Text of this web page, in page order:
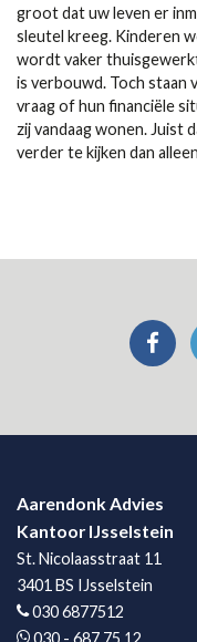
groot dat uw leven er
sleutel kreeg. Kinderen
wordt vaker
is verbouwd. Toch staan
vraag of hun financiële
zij vandaag wonen. Juist
verder te kijken dan
Aarendonk Advies
Kantoor IJsselstein
St. Nicolaasstraat 11
3401 BS IJsselstein
030 6877512